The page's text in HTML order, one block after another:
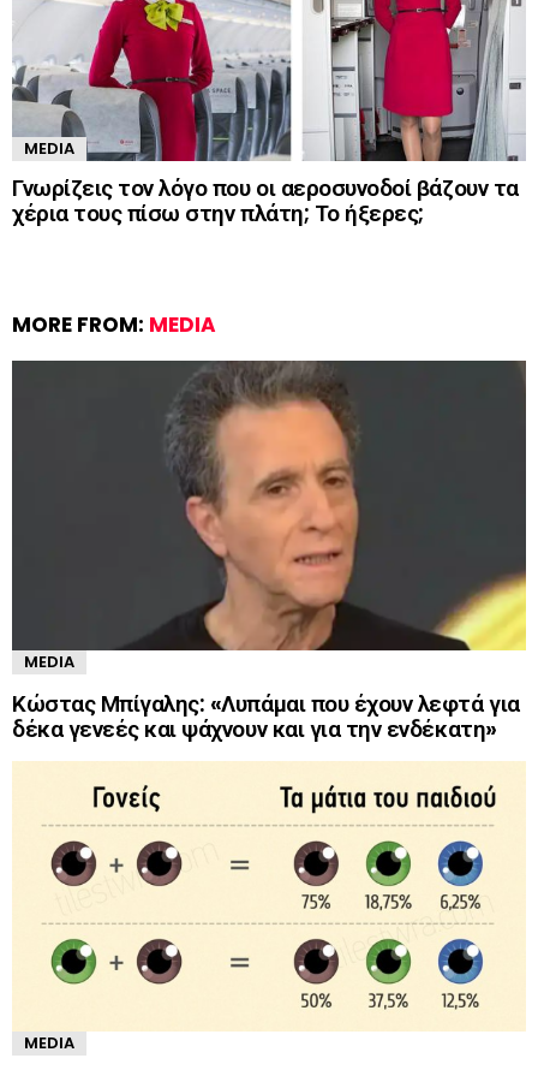
MEDIA
Γνωρίζεις τον λόγο που οι αεροσυνοδοί βάζουν τα
χέρια τους πίσω στην πλάτη; Το ήξερες;
MORE FROM: MEDIA
MEDIA
Κώστας Μπίγαλης: «Λυπάμαι που έχουν λεφτά για
δέκα γενεές και ψάχνουν και για την ενδέκατη»
MEDIA